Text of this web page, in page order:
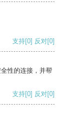
支持[0] 反对[0]
性的连接，并帮
支持[0] 反对[0]